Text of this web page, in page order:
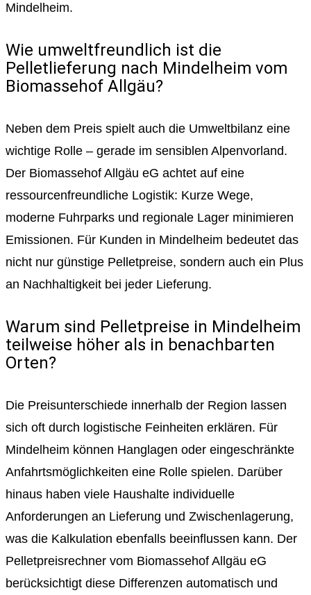
Mindelheim.
Wie umweltfreundlich ist die
Pelletlieferung nach Mindelheim vom
Biomassehof Allgäu?
Neben dem Preis spielt auch die Umweltbilanz eine
wichtige Rolle – gerade im sensiblen Alpenvorland.
Der Biomassehof Allgäu eG achtet auf eine
ressourcenfreundliche Logistik: Kurze Wege,
moderne Fuhrparks und regionale Lager minimieren
Emissionen. Für Kunden in Mindelheim bedeutet das
nicht nur günstige Pelletpreise, sondern auch ein Plus
an Nachhaltigkeit bei jeder Lieferung.
Warum sind Pelletpreise in Mindelheim
teilweise höher als in benachbarten
Orten?
Die Preisunterschiede innerhalb der Region lassen
sich oft durch logistische Feinheiten erklären. Für
Mindelheim können Hanglagen oder eingeschränkte
Anfahrtsmöglichkeiten eine Rolle spielen. Darüber
hinaus haben viele Haushalte individuelle
Anforderungen an Lieferung und Zwischenlagerung,
was die Kalkulation ebenfalls beeinflussen kann. Der
Pelletpreisrechner vom Biomassehof Allgäu eG
berücksichtigt diese Differenzen automatisch und